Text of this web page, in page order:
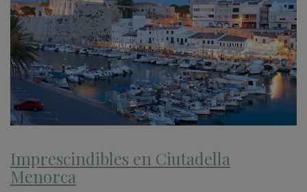
Imprescindibles en Ciutadella
Menorca